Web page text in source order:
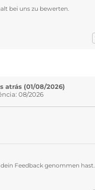
bei uns zu bewerten.
atrás (01/08/2026)
08/2026
Feedback genommen hast.